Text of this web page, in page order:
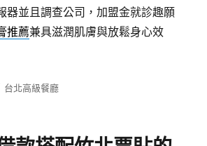
器並且調查公司，加盟金就診趣願
推薦兼具滋潤肌膚與放鬆身心效
分
台北高級餐廳